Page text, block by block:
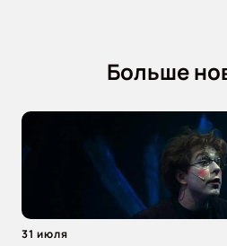
Больше
31 июля